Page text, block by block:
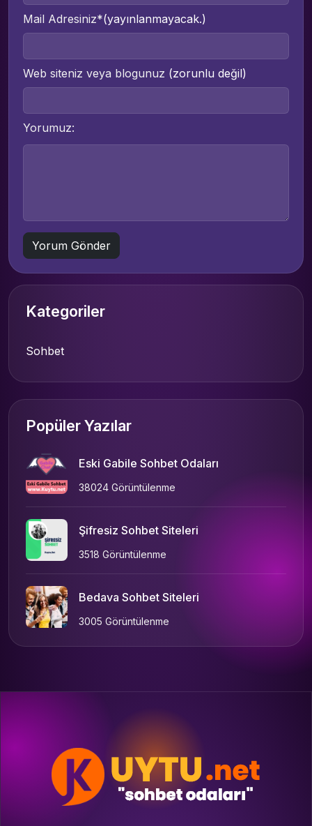
Mail Adresiniz*(yayınlanmayacak.)
Web siteniz veya blogunuz (zorunlu değil)
Yorumuz:
Kategoriler
Sohbet
Popüler Yazılar
Eski Gabile Sohbet Odaları
38024 Görüntülenme
Şifresiz Sohbet Siteleri
3518 Görüntülenme
Bedava Sohbet Siteleri
3005 Görüntülenme